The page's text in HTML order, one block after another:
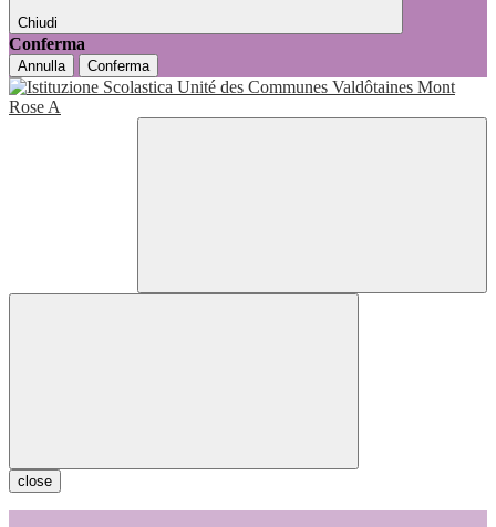
Chiudi
Conferma
Annulla Conferma
close